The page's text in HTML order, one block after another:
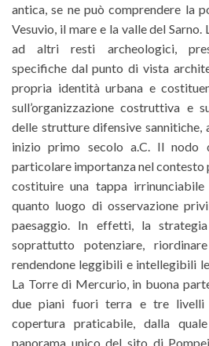
antica, se ne può comprendere la
Vesuvio, il mare e la valle del
ad altri resti archeologici,
specifiche dal punto di vista
propria identità urbana e
sull’organizzazione costruttiva e
delle strutture difensive
inizio primo secolo a.C. Il nodo
particolare importanza nel
costituire una tappa
quanto luogo di osservazione
paesaggio. In effetti, la
soprattutto potenziare,
rendendone leggibili e intellegibili
La Torre di Mercurio, in buona
due piani fuori terra e tre livelli
copertura praticabile, dalla
panorama unico del sito di